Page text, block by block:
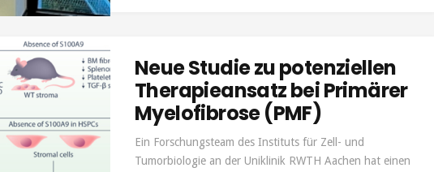
Neue Studie zu potenziellen
Therapieansatz bei Primärer
Myelofibrose (PMF)
Ein Forschungsteam des Instituts für Zell- und
Tumorbiologie an der Uniklinik RWTH Aachen hat einen